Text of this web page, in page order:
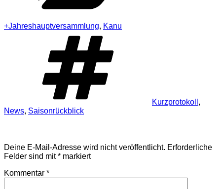
+Jahreshauptversammlung, Kanu
Kurzprotokoll ,
News, Saisonrückblick
Deine E-Mail-Adresse wird nicht veröffentlicht. Erforderliche
Felder sind mit* markiert
Kommentar *